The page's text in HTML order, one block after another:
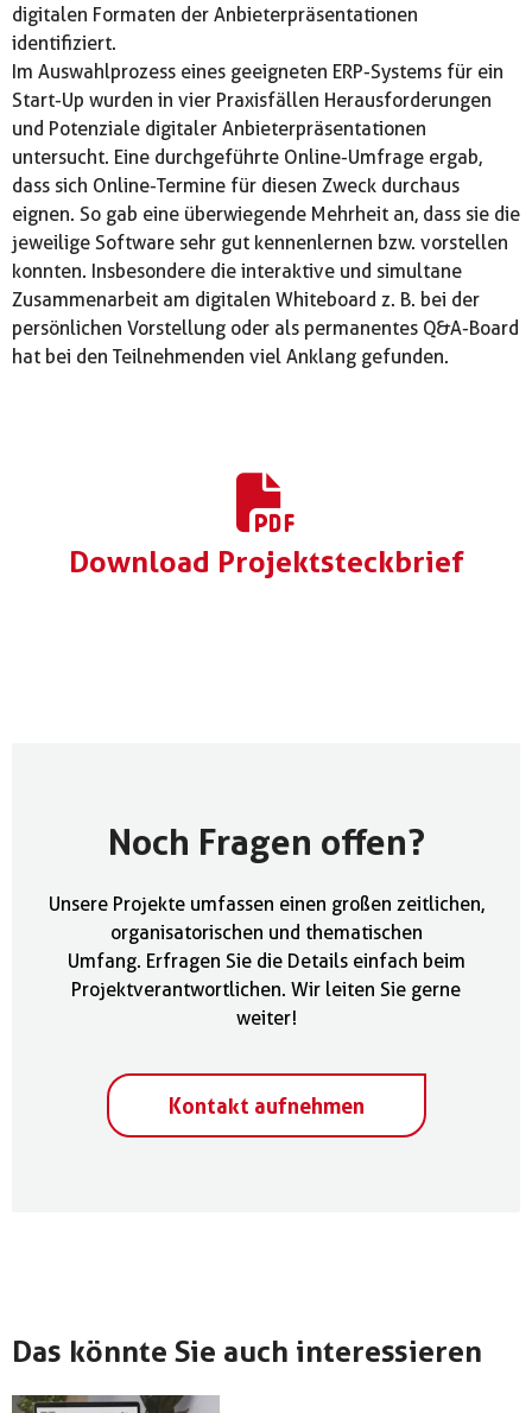
digitalen Formaten der Anbieterpräsentationen
identifiziert.
Im Auswahlprozess eines geeigneten ERP-Systems für ein
Start-Up wurden in vier Praxisfällen Herausforderungen
und Potenziale digitaler Anbieterpräsentationen
untersucht. Eine durchgeführte Online-Umfrage ergab,
dass sich Online-Termine für diesen Zweck durchaus
eignen. So gab eine überwiegende Mehrheit an, dass sie die
jeweilige Software sehr gut kennenlernen bzw. vorstellen
konnten. Insbesondere die interaktive und simultane
Zusammenarbeit am digitalen Whiteboard z. B. bei der
persönlichen Vorstellung oder als permanentes Q&A-Board
hat bei den Teilnehmenden viel Anklang gefunden.
Download Projektsteckbrief
Noch Fragen offen?
Unsere Projekte umfassen einen großen zeitlichen,
organisatorischen und thematischen
Umfang. Erfragen Sie die Details einfach beim
Projektverantwortlichen. Wir leiten Sie gerne
weiter!
Kontakt aufnehmen
Das könnte Sie auch interessieren